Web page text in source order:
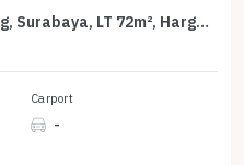
Rumah Minimalis Lokasi Wiyung, Surabaya, LT 72m², Harga 200 Juta
Carport
-